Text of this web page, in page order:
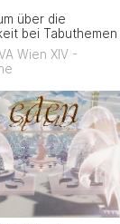
über die
bei Tabuthemen
Wien XIV -